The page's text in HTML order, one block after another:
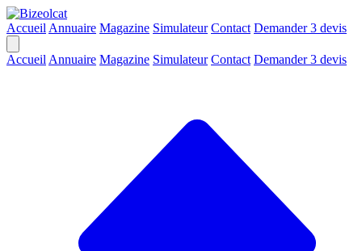
Accueil Annuaire Magazine Simulateur Contact Demander 3 devis
Accueil Annuaire Magazine Simulateur Contact Demander 3 devis